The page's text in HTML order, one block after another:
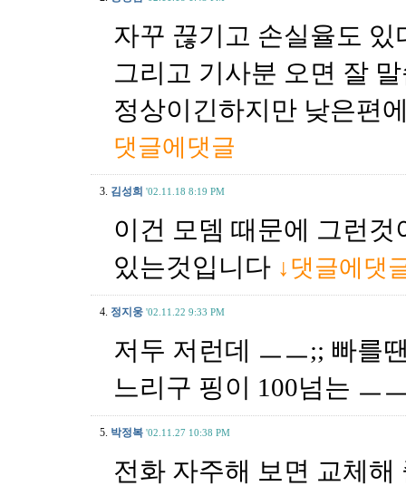
자꾸 끊기고 손실율도
그리고 기사분 오면 잘
정상이긴하지만 낮은편
댓글에댓글
3. 김성희 '02.11.18 8:19 PM
이건 모뎀 때문에 그런
있는것입니다 ↓댓글에댓
4. 정지웅 '02.11.22 9:33 PM
저두 저런데 ㅡㅡ;; 빠를
느리구 핑이 100넘는 ㅡ
5. 박정복 '02.11.27 10:38 PM
전화 자주해 보면 교체